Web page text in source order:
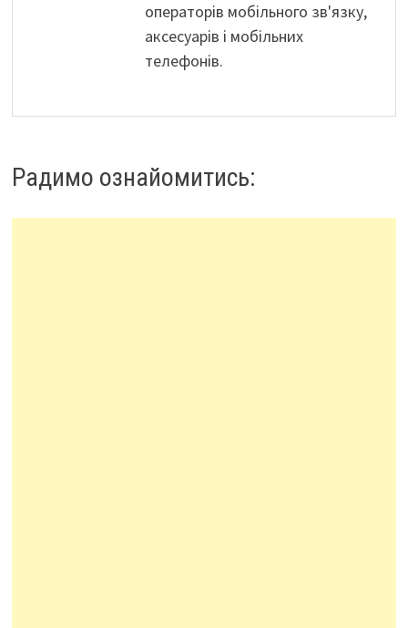
операторів мобільного зв'язку,
аксесуарів і мобільних
телефонів.
Радимо ознайомитись: